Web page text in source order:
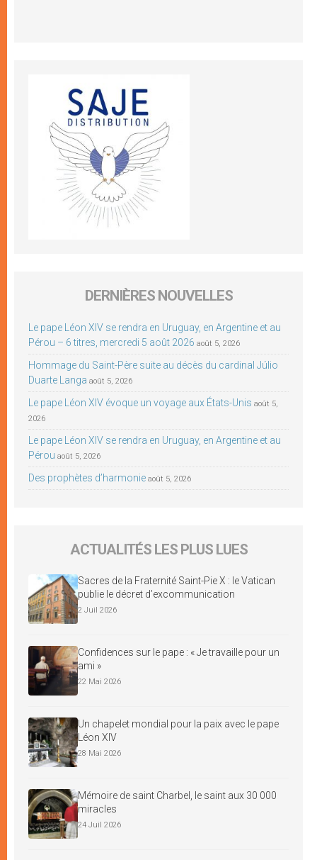
DERNIÈRES NOUVELLES
Le pape Léon XIV se rendra en Uruguay, en Argentine et au
Pérou – 6 titres, mercredi 5 août 2026 août 5, 2026
Hommage du Saint-Père suite au décès du cardinal Júlio
Duarte Langa août 5, 2026
Le pape Léon XIV évoque un voyage aux États-Unis août 5,
2026
Le pape Léon XIV se rendra en Uruguay, en Argentine et au
Pérou août 5, 2026
Des prophètes d’harmonie août 5, 2026
ACTUALITÉS LES PLUS LUES
Sacres de la Fraternité Saint-Pie X : le Vatican
publie le décret d’excommunication
2 Juil 2026
Confidences sur le pape : « Je travaille pour un
ami »
22 Mai 2026
Un chapelet mondial pour la paix avec le pape
Léon XIV
28 Mai 2026
Mémoire de saint Charbel, le saint aux 30 000
miracles
24 Juil 2026